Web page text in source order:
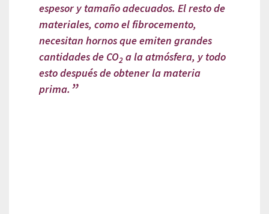
espesor y tamaño adecuados. El resto de
materiales, como el fibrocemento,
necesitan hornos que emiten grandes
cantidades de CO2 a la atmósfera, y todo
esto después de obtener la materia
prima.